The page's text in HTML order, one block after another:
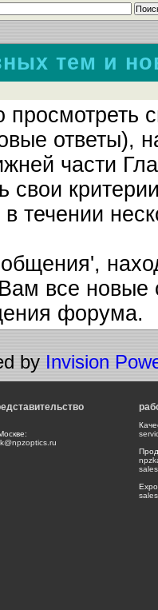
тем и
ответы),
части
свои
течении
все
форума.
by Invision